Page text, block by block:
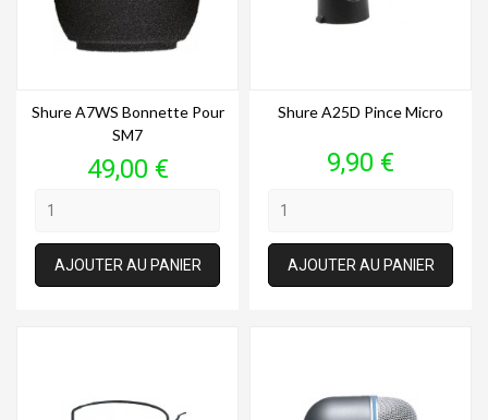
Shure A7WS Bonnette Pour
SM7
Prix
49,00 €
AJOUTER AU PANIER
Shure A25D Pince Micro
Prix
9,90 €
AJOUTER AU PANIER